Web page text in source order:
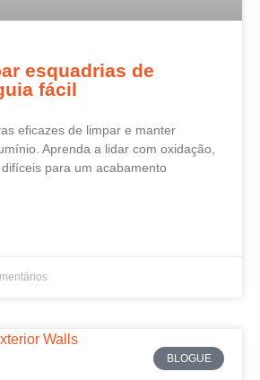
esquadrias de
fácil
eficazes de limpar e manter
Aprenda a lidar com oxidação,
para um acabamento
BLOGUE